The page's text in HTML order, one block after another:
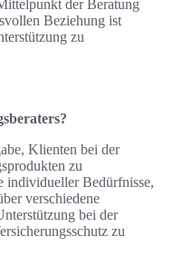
der Beratung
Beziehung ist
zu
Klienten bei der
zu
individueller Bedürfnisse,
verschiedene
bei der
zu